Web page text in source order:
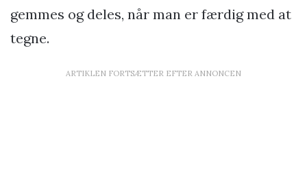
gemmes og deles, når man er færdig med at
tegne.
ARTIKLEN FORTSÆTTER EFTER ANNONCEN